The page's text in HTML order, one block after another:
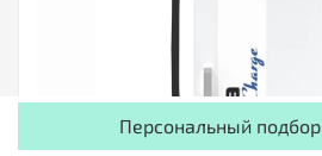
Персональный подбор